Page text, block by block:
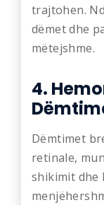
trajtohen.
dëmet dhe
mëtejshme.
4.
Dëmtimet
retinale,
shikimit dhe